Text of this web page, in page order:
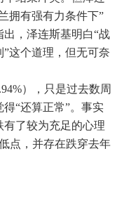
拥有强有力条件下”
，泽连斯基明白“战
这个道理，但无可奈
），只是过去数周
“还算正常”。事实
有了较为充足的心理
点，并存在跌穿去年